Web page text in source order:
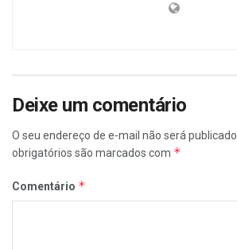
Deixe um comentário
O seu endereço de e-mail não será publicado.
obrigatórios são marcados com *
Comentário *